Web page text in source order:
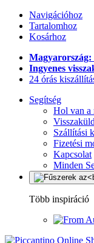
Navigációhoz
Tartalomhoz
Kosárhoz
Magyarország:
Ingyenes
24 órás
Segítség
Hol van a
Szállítási
Fizetési
Kapcsolat
Minden
Több inspiráció